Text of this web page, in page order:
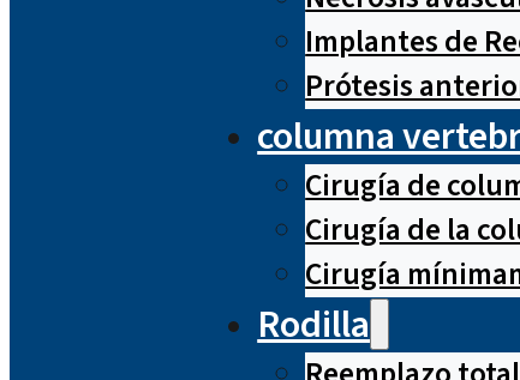
Implantes de
Prótesis
columna
Cirugía de
Cirugía de la
Cirugía
Rodilla